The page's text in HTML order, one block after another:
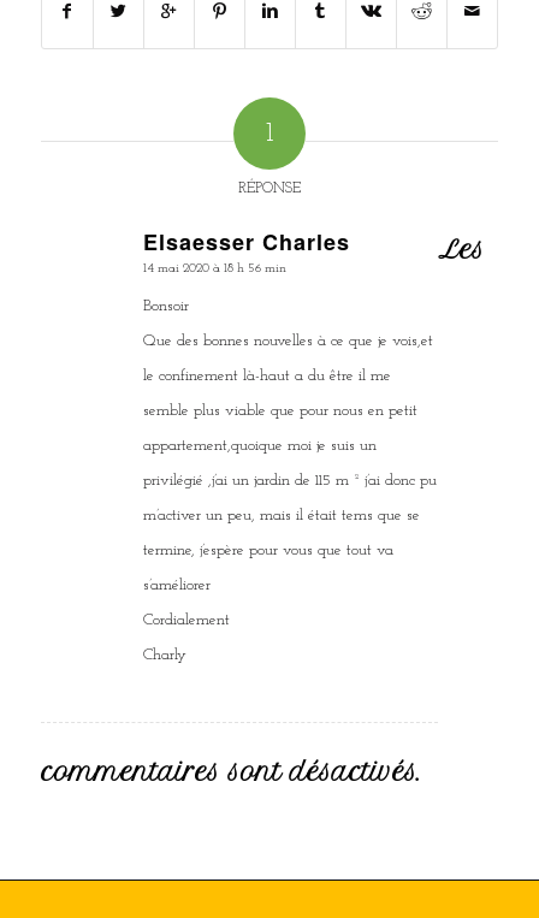
1
RÉPONSE
Elsaesser Charles
dit
14 mai 2020 à 18 h 56 min
Bonsoir
Que des bonnes nouvelles à ce que je vois,et
le confinement là-haut a du être il me
semble plus viable que pour nous en petit
appartement,quoique moi je suis un
privilégié ,j’ai un jardin de 115 m ² j’ai donc pu
m’activer un peu, mais il était tems que se
termine, j’espère pour vous que tout va
s’améliorer
Cordialement
Charly
Les
commentaires sont désactivés.